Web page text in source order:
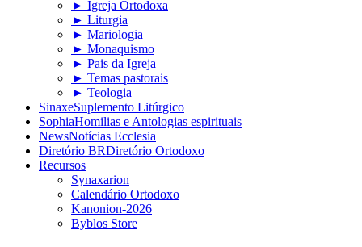
► Igreja Ortodoxa
► Liturgia
► Mariologia
► Monaquismo
► Pais da Igreja
► Temas pastorais
► Teologia
SinaxeSuplemento Litúrgico
SophiaHomilias e Antologias espirituais
NewsNotícias Ecclesia
Diretório BRDiretório Ortodoxo
Recursos
Synaxarion
Calendário Ortodoxo
Kanonion-2026
Byblos Store